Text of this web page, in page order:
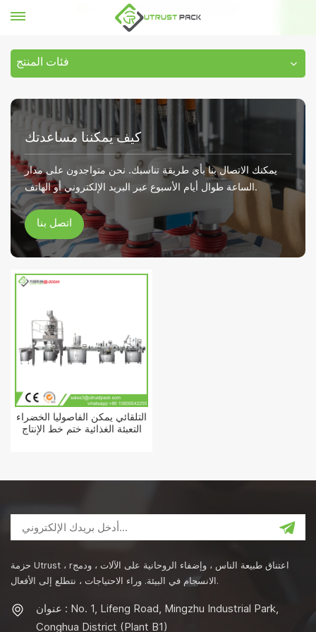
آلة تغليف المواد الغذائية وخط الختم
فئات المنتج
كيف يمكننا مساعدتك
يمكنك الاتصال بنا بأي طريقة تناسبك. نحن متواجدون على مدار
الساعة طوال أيام الأسبوع عبر البريد الإلكتروني أو الهاتف.
اتصل بنا
التلقائي يمكن الفاصوليا الخضراء
التعبئة الغذائية ختم خط الإنتاج
حزمة Utrust ، rاعتناق طبيعة الناس ، وإضفاء الروحانية على الآلات ، ودمج
الانسجام في البيئة. وراء الاحتياجات ، نتطلع إلى الأفعال.
عنوان : No. 1, Lifeng Road, Mingzhu Industrial Park,
Conghua District (Plant B1)